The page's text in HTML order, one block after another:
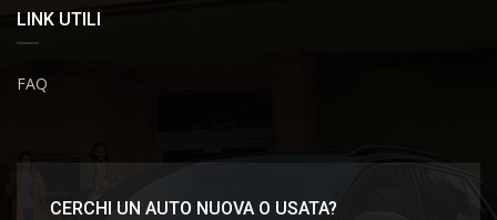
LINK UTILI
FAQ
CERCHI UN AUTO NUOVA O USATA?